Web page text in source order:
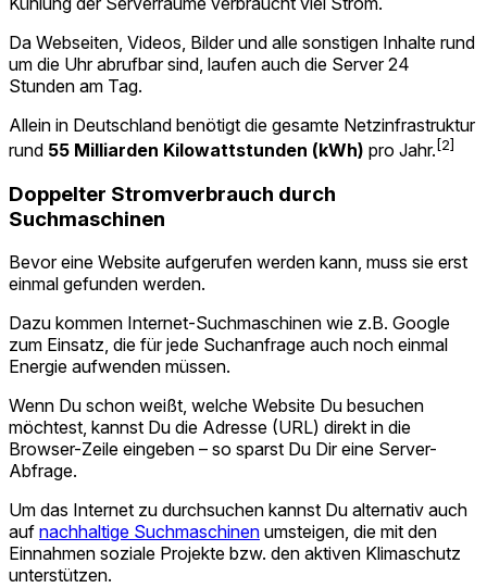
Da Webseiten, Videos, Bilder und alle sonstigen Inhalte rund
um die Uhr abrufbar sind, laufen auch die Server 24
Stunden am Tag.
Allein in Deutschland benötigt die gesamte Netzinfrastruktur
rund 55 Milliarden Kilowattstunden (kWh) pro Jahr. [2]
Doppelter Stromverbrauch durch
Suchmaschinen
Bevor eine Website aufgerufen werden kann, muss sie erst
einmal gefunden werden.
Dazu kommen Internet-Suchmaschinen wie z.B. Google
zum Einsatz, die für jede Suchanfrage auch noch einmal
Energie aufwenden müssen.
Wenn Du schon weißt, welche Website Du besuchen
möchtest, kannst Du die Adresse (URL) direkt in die
Browser-Zeile eingeben – so sparst Du Dir eine Server-
Abfrage.
Um das Internet zu durchsuchen kannst Du alternativ auch
auf nachhaltige Suchmaschinen umsteigen, die mit den
Einnahmen soziale Projekte bzw. den aktiven Klimaschutz
unterstützen.